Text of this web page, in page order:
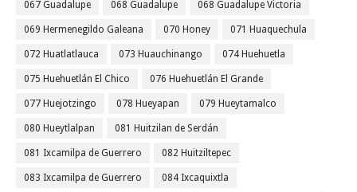
067 Guadalupe 068 Guadalupe 068 Guadalupe Victoria
069 Hermenegildo Galeana 070 Honey 071 Huaquechula
072 Huatlatlauca 073 Huauchinango 074 Huehuetla
075 Huehuetlán El Chico 076 Huehuetlán El Grande
077 Huejotzingo 078 Hueyapan 079 Hueytamalco
080 Hueytlalpan 081 Huitzilan de Serdán
081 Ixcamilpa de Guerrero 082 Huitziltepec
083 Ixcamilpa de Guerrero 084 Ixcaquixtla